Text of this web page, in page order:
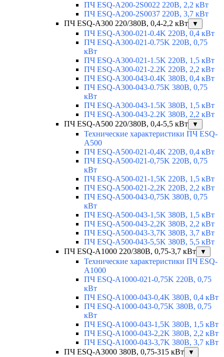
ПЧ ESQ-A200-2S0022 220В, 2,2 кВт
ПЧ ESQ-A200-2S0037 220В, 3,7 кВт
ПЧ ESQ-A300 220/380В, 0,4-2,2 кВт
▼
ПЧ ESQ-A300-021-0.4K 220В, 0,4 кВт
ПЧ ESQ-A300-021-0.75K 220В, 0,75
кВт
ПЧ ESQ-A300-021-1.5K 220В, 1,5 кВт
ПЧ ESQ-A300-021-2.2K 220В, 2,2 кВт
ПЧ ESQ-A300-043-0.4K 380В, 0,4 кВт
ПЧ ESQ-A300-043-0.75K 380В, 0,75
кВт
ПЧ ESQ-A300-043-1.5K 380В, 1,5 кВт
ПЧ ESQ-A300-043-2.2K 380В, 2,2 кВт
ПЧ ESQ-A500 220/380В, 0,4-5,5 кВт
▼
Технические характеристики ПЧ ESQ-
A500
ПЧ ESQ-A500-021-0,4K 220В, 0,4 кВт
ПЧ ESQ-A500-021-0,75K 220В, 0,75
кВт
ПЧ ESQ-A500-021-1,5K 220В, 1,5 кВт
ПЧ ESQ-A500-021-2,2K 220В, 2,2 кВт
ПЧ ESQ-A500-043-0,75K 380В, 0,75
кВт
ПЧ ESQ-A500-043-1,5K 380В, 1,5 кВт
ПЧ ESQ-A500-043-2,2K 380В, 2,2 кВт
ПЧ ESQ-A500-043-3,7K 380В, 3,7 кВт
ПЧ ESQ-A500-043-5,5K 380В, 5,5 кВт
ПЧ ESQ-A1000 220/380В, 0,75-3,7 кВт
▼
Технические характеристики ПЧ ESQ-
A1000
ПЧ ESQ-A1000-021-0,75K 220В, 0,75
кВт
ПЧ ESQ-A1000-043-0,4K 380В, 0,4 кВт
ПЧ ESQ-A1000-043-0,75K 380В, 0,75
кВт
ПЧ ESQ-A1000-043-1,5K 380В, 1,5 кВт
ПЧ ESQ-A1000-043-2,2K 380В, 2,2 кВт
ПЧ ESQ-A1000-043-3,7K 380В, 3,7 кВт
ПЧ ESQ-A3000 380В, 0,75-315 кВт
▼